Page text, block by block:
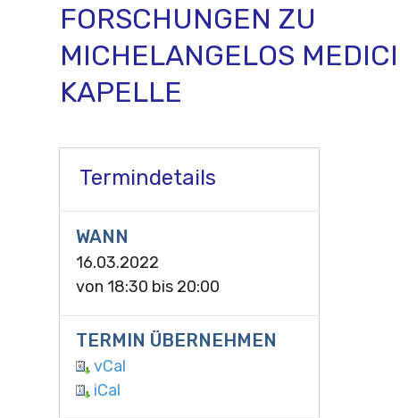
FORSCHUNGEN ZU
MICHELANGELOS
KAPELLE
Termindetails
WANN
16.03.2022
von 18:30 bis 20:00
TERMIN ÜBERNEHMEN
vCal
iCal